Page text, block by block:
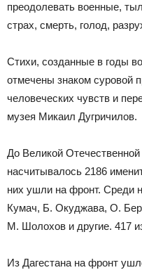
преодолевать военные,
страх, смерть, голод,
Стихи, созданные в годы
отмечены знаком суровой
человеческих чувств и
музея Микаил Дугричилов.
До Великой
насчитывалось 2186
них ушли на фронт. Среди
Кумач, Б. Окуджава, О.
М. Шолохов и другие. 417
Из Дагестана на фронт